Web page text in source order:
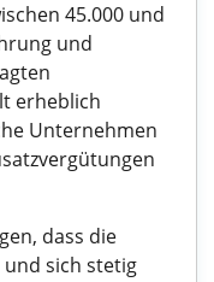
45.000 und
und
erheblich
Unternehmen
dass die
sich stetig